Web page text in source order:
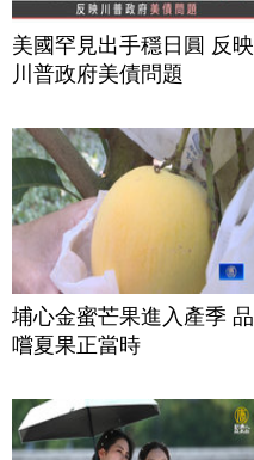
美國罕見出手穩日圓 反映
川普政府美債問題
埔心金蜜芒果進入產季 品
嚐夏果正當時